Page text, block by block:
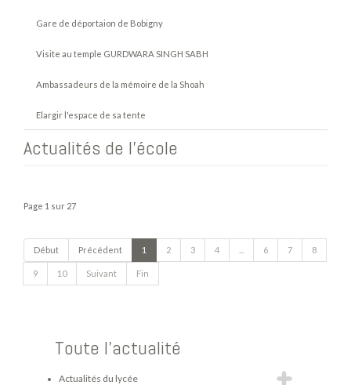
Gare de déportaion de Bobigny
Visite au temple GURDWARA SINGH SABH
Ambassadeurs de la mémoire de la Shoah
Elargir l'espace de sa tente
Actualités de l'école
Page 1 sur 27
Début Précédent 1 2 3 4 6 7 8
9 10 Suivant Fin
Toute l'actualité
Actualités du lycée